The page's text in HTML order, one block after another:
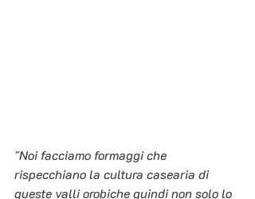
"Noi facciamo formaggi che
rispecchiano la cultura casearia di
queste valli orobiche quindi non solo lo